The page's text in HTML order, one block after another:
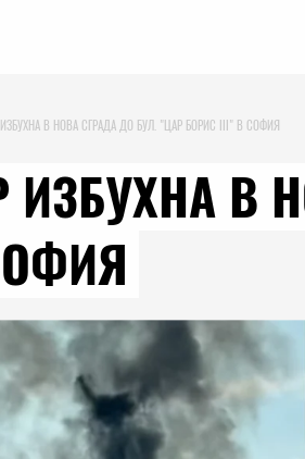
В НОВА СГРАДА ДО БУЛ. "ЦАР БОРИС III" В СОФИЯ
В